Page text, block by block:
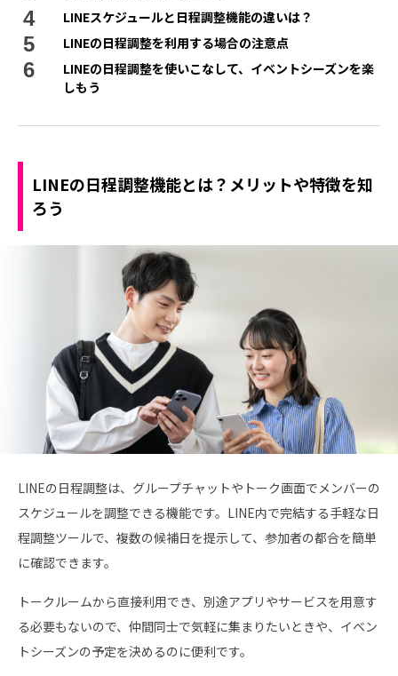
LINEスケジュールと日程調整機能の違いは？
LINEの日程調整を利用する場合の注意点
LINEの日程調整を使いこなして、イベントシーズンを楽
しもう
LINEの日程調整機能とは？メリットや特徴を知
ろう
LINEの日程調整は、グループチャットやトーク画面でメンバーの
スケジュールを調整できる機能です。LINE内で完結する手軽な日
程調整ツールで、複数の候補日を提示して、参加者の都合を簡単
に確認できます。
トークルームから直接利用でき、別途アプリやサービスを用意す
る必要もないので、仲間同士で気軽に集まりたいときや、イベン
トシーズンの予定を決めるのに便利です。